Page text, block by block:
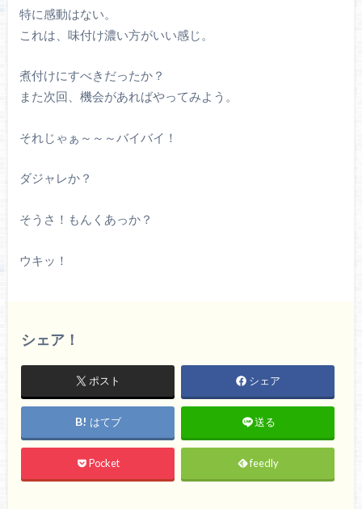
特に感動はない。
これは、味付け濃い方がいい感じ。
煮付けにすべきだったか？
また次回、機会があればやってみよう。
それじゃぁ～～～バイバイ！
ダジャレか？
そうさ！もんくあっか？
ウキッ！
シェア！
ポスト シェア
はてブ 送る
Pocket feedly